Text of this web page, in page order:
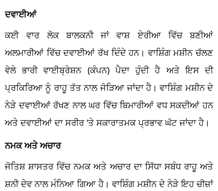
ਦਵਾਈਆਂ
ਕਈ ਵਾਰ ਲੋਕ ਬਾਲਕਨੀ ਜਾਂ ਵਾਸ਼ ਏਰੀਆ ਵਿੱਚ ਬਣੀਆਂ
ਅਲਮਾਰੀਆਂ ਵਿੱਚ ਦਵਾਈਆਂ ਰੱਖ ਦਿੰਦੇ ਹਨ। ਵਾਸ਼ਿੰਗ ਮਸ਼ੀਨ ਚੱਲਣ
ਵੇਲੇ ਭਾਰੀ ਵਾਈਬ੍ਰੇਸ਼ਨ (ਕੰਪਨ) ਪੈਦਾ ਹੁੰਦੀ ਹੈ ਅਤੇ ਇਸ ਦੀ
ਪ੍ਰਕਿਰਿਆ ਨੂੰ ਰਾਹੂ ਤੱਤ ਨਾਲ ਜੋੜਿਆ ਜਾਂਦਾ ਹੈ। ਵਾਸ਼ਿੰਗ ਮਸ਼ੀਨ ਦੇ
ਨੇੜੇ ਦਵਾਈਆਂ ਰੱਖਣ ਨਾਲ ਘਰ ਵਿੱਚ ਬਿਮਾਰੀਆਂ ਵਧ ਸਕਦੀਆਂ ਹਨ
ਅਤੇ ਦਵਾਈਆਂ ਦਾ ਸਰੀਰ ‘ਤੇ ਸਕਾਰਾਤਮਕ ਪ੍ਰਭਾਵ ਘੱਟ ਜਾਂਦਾ ਹੈ।
ਨਮਕ ਅਤੇ ਅਚਾਰ
ਜੋਤਿਸ਼ ਸ਼ਾਸਤਰ ਵਿੱਚ ਨਮਕ ਅਤੇ ਅਚਾਰ ਦਾ ਸਿੱਧਾ ਸਬੰਧ ਰਾਹੂ ਅਤੇ
ਸ਼ਨੀ ਦੇਵ ਨਾਲ ਮੰਨਿਆ ਗਿਆ ਹੈ। ਵਾਸ਼ਿੰਗ ਮਸ਼ੀਨ ਦੇ ਨੇੜੇ ਇਹ ਚੀਜ਼ਾਂ